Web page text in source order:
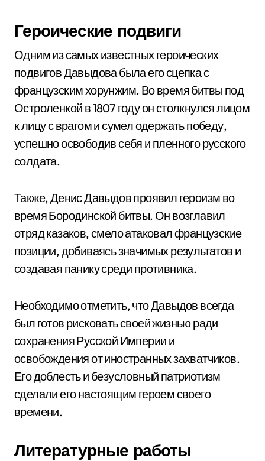
Героические подвиги
Одним из самых известных героических
подвигов Давыдова была его сцепка с
французским хорунжим. Во время битвы под
Остроленкой в 1807 году он столкнулся лицом
к лицу с врагом и сумел одержать победу,
успешно освободив себя и пленного русского
солдата.
Также, Денис Давыдов проявил героизм во
время Бородинской битвы. Он возглавил
отряд казаков, смело атаковал французские
позиции, добиваясь значимых результатов и
создавая панику среди противника.
Необходимо отметить, что Давыдов всегда
был готов рисковать своей жизнью ради
сохранения Русской Империи и
освобождения от иностранных захватчиков.
Его доблесть и безусловный патриотизм
сделали его настоящим героем своего
времени.
Литературные работы